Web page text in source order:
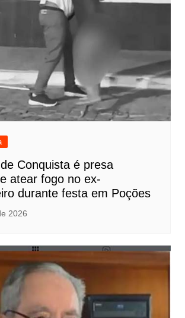
Conquista é presa
atear fogo no ex-
durante festa em Poções
2026